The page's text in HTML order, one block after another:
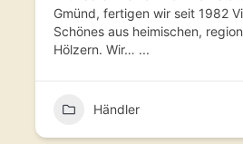
Gmünd, fertigen wir seit 1982
Schönes aus heimischen,
Hölzern. Wir… ...
Händler